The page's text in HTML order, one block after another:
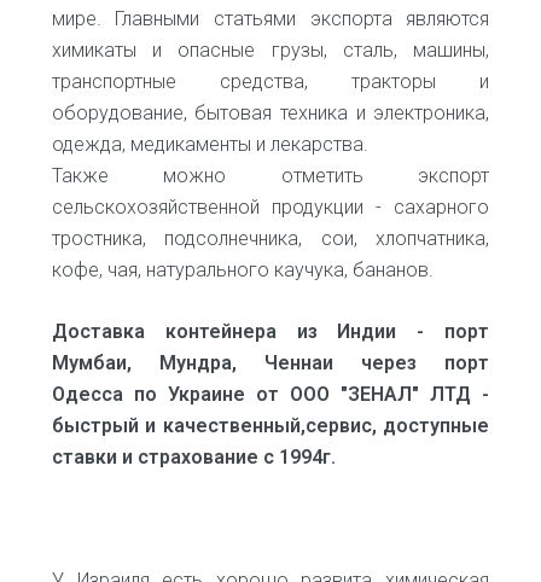
мире. Главными статьями экспорта являются
химикаты и опасные грузы, сталь, машины,
транспортные средства, тракторы и
оборудование, бытовая техника и электроника,
одежда, медикаменты и лекарства.
Также можно отметить экспорт
сельскохозяйственной продукции - сахарного
тростника, подсолнечника, сои, хлопчатника,
кофе, чая, натурального каучука, бананов.
Доставка контейнера из Индии - порт
Мумбаи, Мундра, Ченнаи через порт
Одесса по Украине от ООО "ЗЕНАЛ" ЛТД -
быстрый и качественный,сервис, доступные
ставки и страхование с 1994г.